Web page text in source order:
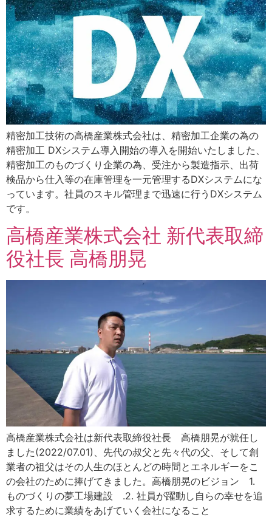
精密加工技術の高橋産業株式会社は、精密加工企業の為の
精密加工 DXシステム導入開始の導入を開始いたしました、
精密加工のものづくり企業の為、受注から製造指示、出荷
検品から仕入等の在庫管理を一元管理するDXシステムにな
っています。社員のスキル管理まで迅速に行うDXシステム
です。
高橋産業株式会社 新代表取締
役社長 高橋朋晃
高橋産業株式会社は新代表取締役社長 高橋朋晃が就任し
ました(2022/07.01)、先代の叔父と先々代の父、そして創
業者の祖父はその人生のほとんどの時間とエネルギーをこ
の会社のために捧げてきました。高橋朋晃のビジョン 1.
ものづくりの夢工場建設 .2. 社員が躍動し自らの幸せを追
求するために業績をあげていく会社になること